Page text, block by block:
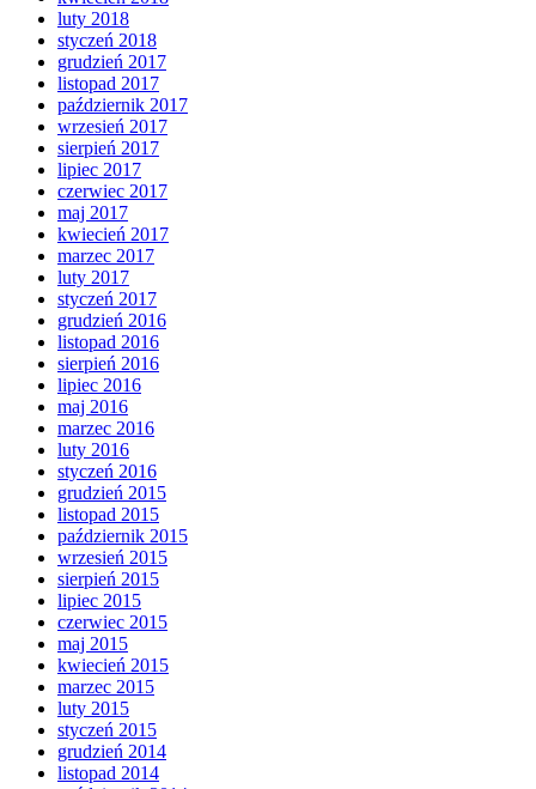
luty 2018
styczeń 2018
grudzień 2017
listopad 2017
październik 2017
wrzesień 2017
sierpień 2017
lipiec 2017
czerwiec 2017
maj 2017
kwiecień 2017
marzec 2017
luty 2017
styczeń 2017
grudzień 2016
listopad 2016
sierpień 2016
lipiec 2016
maj 2016
marzec 2016
luty 2016
styczeń 2016
grudzień 2015
listopad 2015
październik 2015
wrzesień 2015
sierpień 2015
lipiec 2015
czerwiec 2015
maj 2015
kwiecień 2015
marzec 2015
luty 2015
styczeń 2015
grudzień 2014
listopad 2014